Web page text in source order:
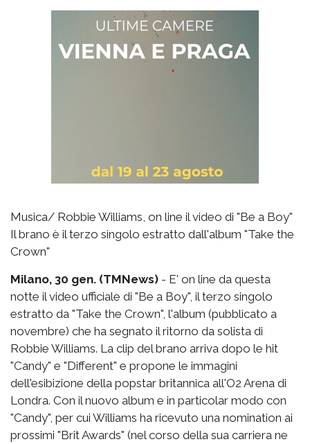
Musica/ Robbie Williams, on line il video di "Be a Boy"
Il brano è il terzo singolo estratto dall'album "Take the
Crown"
Milano, 30 gen. (TMNews) - E' on line da questa
notte il video ufficiale di "Be a Boy", il terzo singolo
estratto da "Take the Crown", l'album (pubblicato a
novembre) che ha segnato il ritorno da solista di
Robbie Williams. La clip del brano arriva dopo le hit
"Candy" e "Different" e propone le immagini
dell'esibizione della popstar britannica all'O2 Arena di
Londra. Con il nuovo album e in particolar modo con
"Candy", per cui Williams ha ricevuto una nomination ai
prossimi "Brit Awards" (nel corso della sua carriera ne